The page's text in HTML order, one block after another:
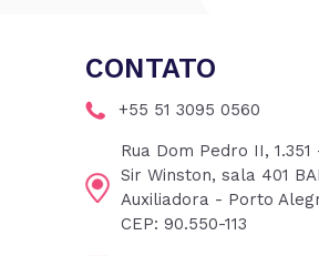
CONTATO
+55 51 3095 0560
Rua Dom Pedro II, 1.351
Sir Winston, sala 401
Auxiliadora - Porto
CEP: 90.550-113